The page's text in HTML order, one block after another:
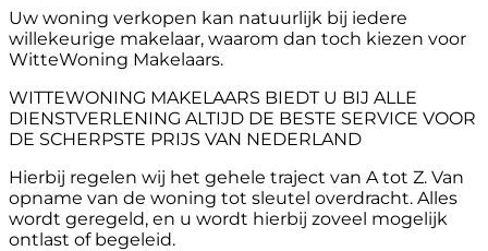
Uw woning verkopen kan natuurlijk bij iedere
willekeurige makelaar, waarom dan toch kiezen voor
WitteWoning Makelaars.
WITTEWONING MAKELAARS BIEDT U BIJ ALLE
DIENSTVERLENING ALTIJD DE BESTE SERVICE VOOR
DE SCHERPSTE PRIJS VAN NEDERLAND
Hierbij regelen wij het gehele traject van A tot Z. Van
opname van de woning tot sleutel overdracht. Alles
wordt geregeld, en u wordt hierbij zoveel mogelijk
ontlast of begeleid.